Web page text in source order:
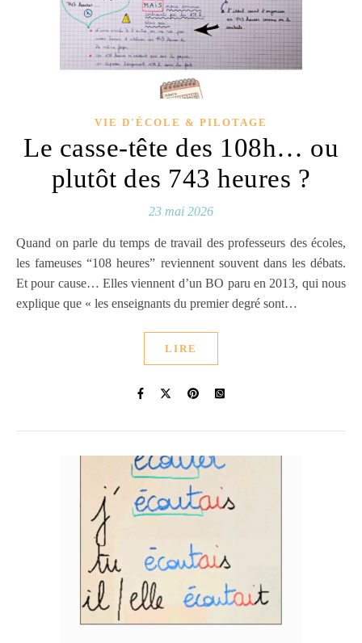
VIE D'ÉCOLE & PILOTAGE
Le casse-tête des 108h… ou
plutôt des 743 heures ?
23 mai 2026
Quand on parle du temps de travail des professeurs des écoles,
les fameuses “108 heures” reviennent souvent dans les débats.
Et pour cause… Elles viennent d’un BO paru en 2013, qui nous
explique que « les enseignants du premier degré sont…
LIRE